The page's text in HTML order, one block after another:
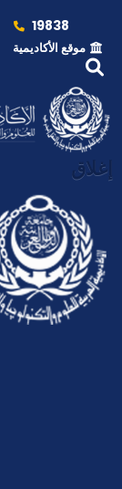
19838
موقع الأكاديمية
إغلاق